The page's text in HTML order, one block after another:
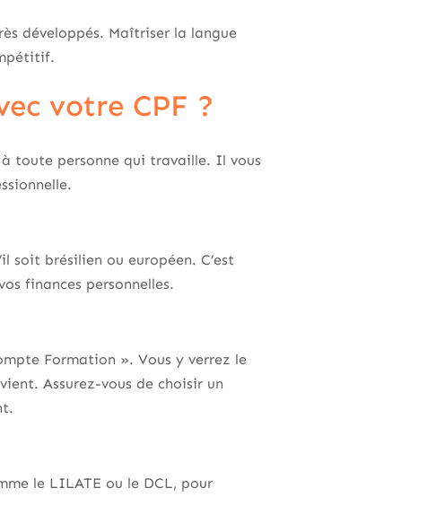
développés. Maîtriser la langue
votre CPF ?
toute personne qui travaille. Il vous
soit brésilien ou européen. C’est
finances personnelles.
Formation ». Vous y verrez le
Assurez-vous de choisir un
le LILATE ou le DCL, pour